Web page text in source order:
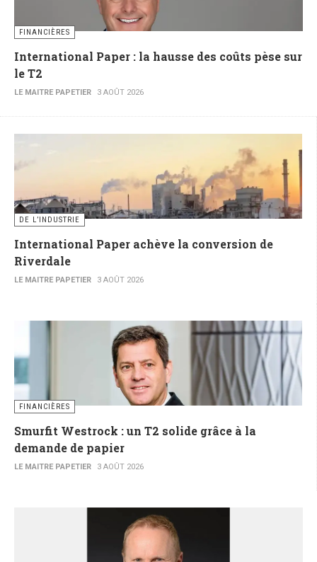
FINANCIÈRES
International Paper : la hausse des coûts pèse sur
le T2
LE MAITRE PAPETIER 3 AOÛT 2026
DE L’INDUSTRIE
International Paper achève la conversion de
Riverdale
LE MAITRE PAPETIER 3 AOÛT 2026
FINANCIÈRES
Smurfit Westrock : un T2 solide grâce à la
demande de papier
LE MAITRE PAPETIER 3 AOÛT 2026